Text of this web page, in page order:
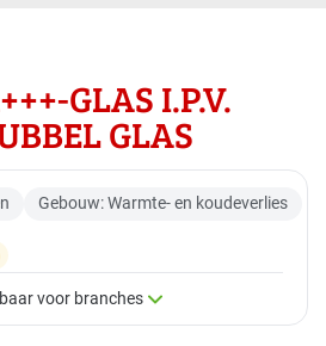
GLAS I.P.V.
GLAS
Gebouw: Warmte- en koudeverlies
voor branches